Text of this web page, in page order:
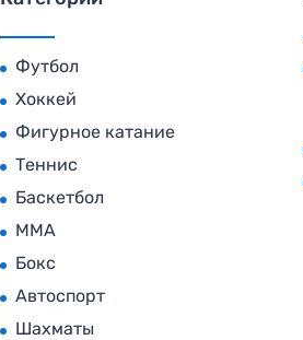
Футбол
Хоккей
Фигурное катание
Теннис
Баскетбол
MMA
Бокс
Автоспорт
Шахматы